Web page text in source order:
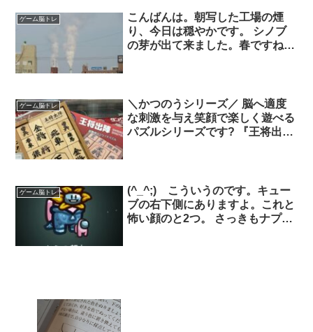
ゲーム脳トレ
こんばんは。朝写した工場の煙
り、今日は穏やかです。 シノブ
の芽が出て来ました。春ですね
とはみんなでおしゃべり。楽しく
やることに意義があるとマル付け
もなし。楽しかったー。
ゲーム脳トレ
＼かつのうシリーズ／ 脳へ適度
な刺激を与え笑顔で楽しく遊べる
パズルシリーズです? 『王将出
2,200円 1から15の数字を順に並
べて完成させるスライドパズル✨
(10F にし)
ゲーム脳トレ
(^_^;) こういうのです。キュー
ブの右下側にありますよ。これと
怖い顔のと2つ。 さっきもナプス